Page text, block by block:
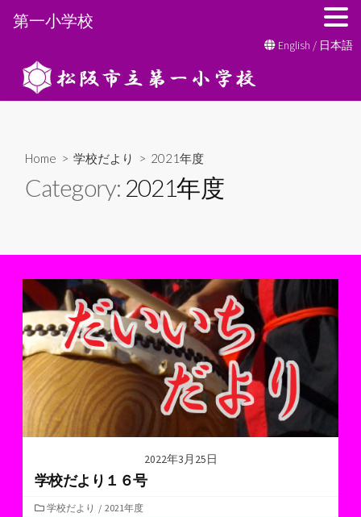
ン
English / 日本語
Home > 学校だより > 2021年度
Category: 2021年度
2022年3月25日
学校だより１６号
カ学校だより / 2021年度
第一小学校